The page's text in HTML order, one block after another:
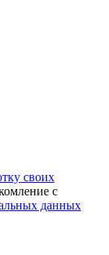
своих
с
данных